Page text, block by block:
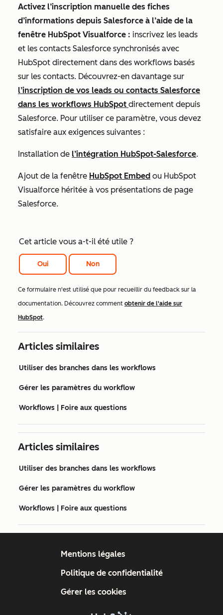
Activez l’inscription manuelle des fiches
d’informations depuis Salesforce à l’aide de la
fenêtre HubSpot Visualforce : inscrivez les leads
et les contacts Salesforce synchronisés avec
HubSpot directement dans des workflows basés
sur les contacts. Découvrez-en davantage sur
l’inscription de vos leads ou contacts Salesforce
dans les workflows HubSpot directement depuis
Salesforce. Pour utiliser ce paramètre, vous devez
satisfaire aux exigences suivantes :
Installation de l’intégration HubSpot-Salesforce.
Ajout de la fenêtre HubSpot Embed ou HubSpot
Visualforce héritée à vos présentations de page
Salesforce.
Cet article vous a-t-il été utile ?
Oui Non
Ce formulaire n'est utilisé que pour recueillir du feedback sur la
documentation. Découvrez comment obtenir de l'aide sur
HubSpot.
Articles similaires
Utiliser des branches dans les workflows
Gérer les paramètres du workflow
Workflows | Foire aux questions
Articles similaires
Utiliser des branches dans les workflows
Gérer les paramètres du workflow
Workflows | Foire aux questions
Mentions légales
Politique de confidentialité
Gérer les cookies